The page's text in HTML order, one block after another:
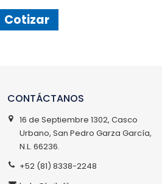
Cotizar
CONTÁCTANOS
16 de Septiembre 1302, Casco
Urbano, San Pedro Garza García,
N.L. 66236.
+52 (81) 8338-2248